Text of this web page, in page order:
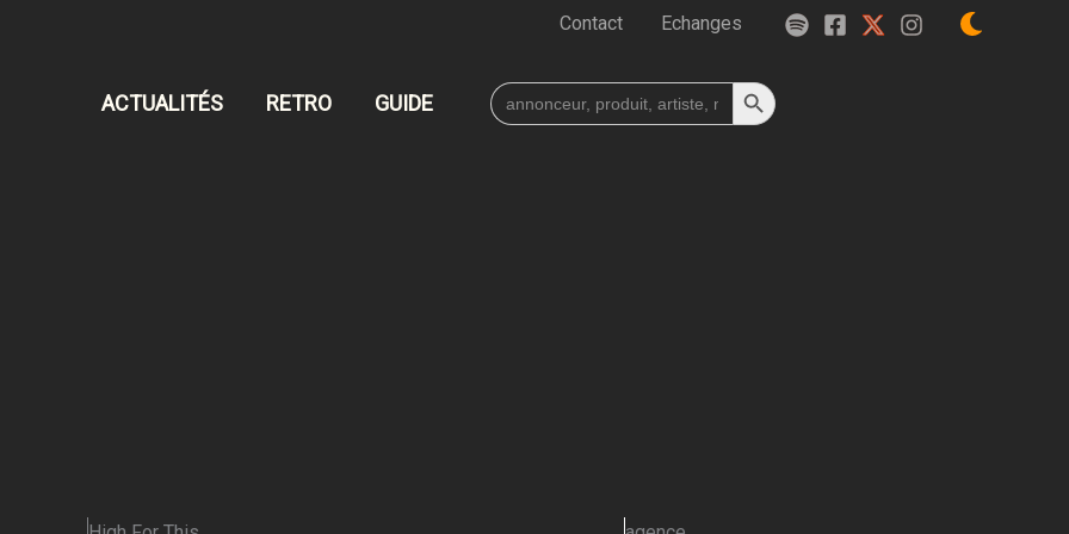
Contact Echanges
ACTUALITÉS RETRO GUIDE
Search
for:
Search Button